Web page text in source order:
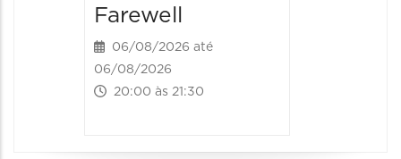
Farewell
06/08/2026 até
06/08/2026
20:00 às 21:30